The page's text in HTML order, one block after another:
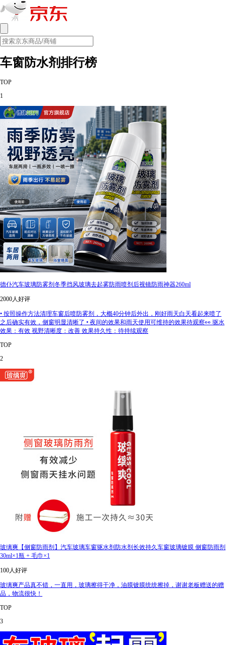
车窗防水剂排行榜
TOP
1
德仆汽车玻璃防雾剂冬季挡风玻璃去起雾防雨喷剂后视镜防雨神器260ml
2000人好评
• 按照操作方法清理车窗后喷防雾剂，大概40分钟后外出，刚好雨天白天看起来喷了
之后确实有效，侧窗明显清晰了 • 夜间的效果和雨天使用可维持的效果待观察👀 驱水
效果：有效 视野清晰度：改善 效果持久性：待持续观察
TOP
2
玻缡爽【侧窗防雨剂】汽车玻璃车窗驱水剂防水剂长效持久车窗玻璃镀膜 侧窗防雨剂
30ml×1瓶 + 毛巾×1
100人好评
玻缡爽产品真不错，一直用，玻璃擦得干净，油膜镀膜统统擦掉，谢谢老板赠送的赠
品，物流很快！
TOP
3